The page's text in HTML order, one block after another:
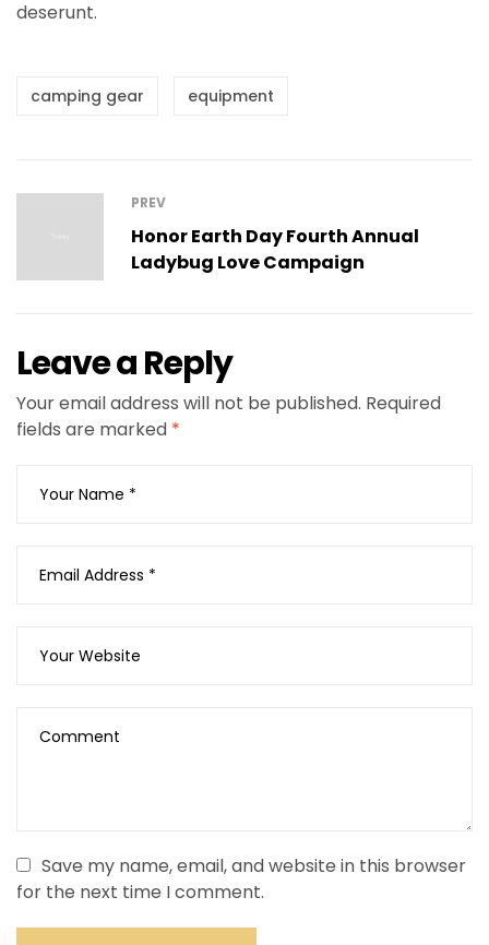
deserunt.
camping gear equipment
PREV
Honor Earth Day Fourth Annual
Ladybug Love Campaign
Leave a Reply
Your email address will not be published. Required
fields are marked *
Save my name, email, and website in this browser
for the next time I comment.